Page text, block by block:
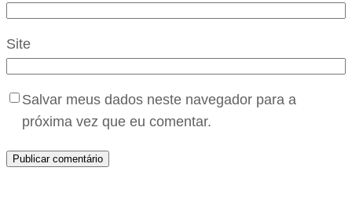
Site
Salvar meus dados neste navegador para a
próxima vez que eu comentar.